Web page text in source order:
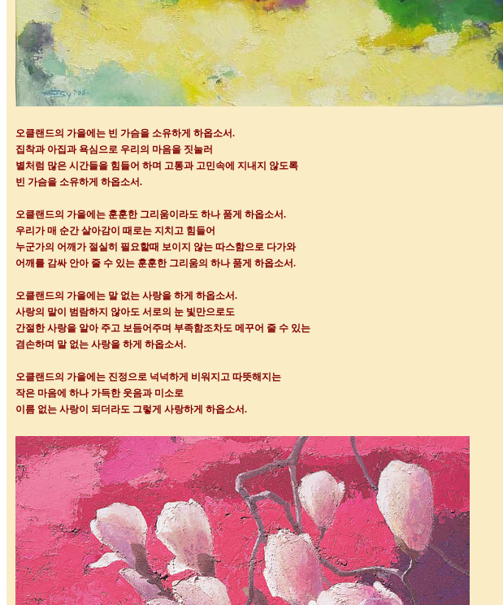
오클랜드의 가을에는 빈 가슴을 소유하게 하옵소서.
집착과 아집과 욕심으로 우리의 마음을 짓눌러
별처럼 많은 시간들을 힘들어 하며 고통과 고민속에 지내지 않도록
빈 가슴을 소유하게 하옵소서.
오클랜드의 가을에는 훈훈한 그리움이라도 하나 품게 하옵소서.
우리가 매 순간 살아감이 때로는 지치고 힘들어
누군가의 어깨가 절실히 필요할때 보이지 않는 따스함으로 다가와
어깨를 감싸 안아 줄 수 있는 훈훈한 그리움의 하나 품게 하옵소서.
오클랜드의 가을에는 말 없는 사랑을 하게 하옵소서.
사랑의 말이 범람하지 않아도 서로의 눈 빛만으로도
간절한 사랑을 알아 주고 보듬어주며 부족함조차도 메꾸어 줄 수 있는
겸손하며 말 없는 사랑을 하게 하옵소서.
오클랜드의 가을에는 진정으로 넉넉하게 비워지고 따뜻해지는
작은 마음에 하나 가득한 웃음과 미소로
이름 없는 사랑이 되더라도 그렇게 사랑하게 하옵소서.